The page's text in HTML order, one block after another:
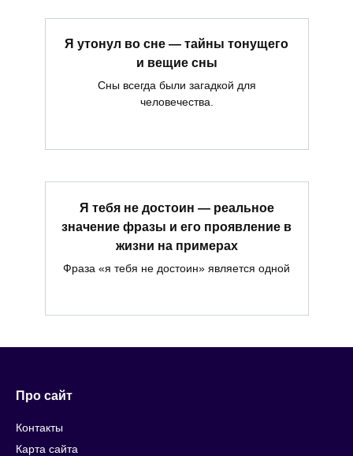
Я утонул во сне — тайны тонущего
и вещие сны
Сны всегда были загадкой для
человечества.
Я тебя не достоин — реальное
значение фразы и его проявление в
жизни на примерах
Фраза «я тебя не достоин» является одной
Про сайт
Контакты
Карта сайта